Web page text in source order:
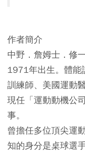
作者簡介
中野．詹姆士．修
1971年出生。體能
訓練師、美國運動
現任「運動動機公
事。
曾擔任多位頂尖運
知的身分是桌球選